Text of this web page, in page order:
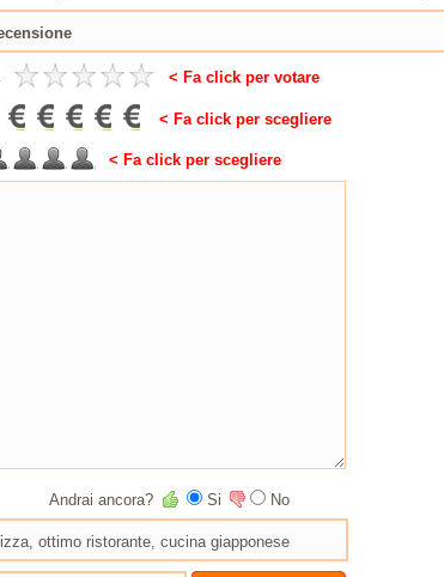
< Fa click per votare
< Fa click per scegliere
< Fa click per scegliere
Andrai ancora? Si No